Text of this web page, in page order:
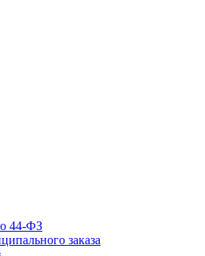
44-ФЗ
заказа